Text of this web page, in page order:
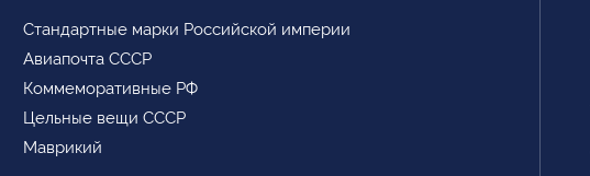
Стандартные марки Российской империи
Авиапочта СССР
Коммеморативные РФ
Цельные вещи СССР
Маврикий